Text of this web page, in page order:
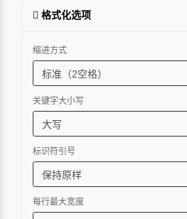
格式化选项
缩进方式
关键字大小写
标识符引号
每行最大宽度